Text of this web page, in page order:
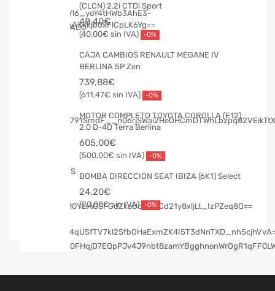
(CLCN) 2.2i CTDi Sport
48,40€
40,00€ -0%
CAJA CAMBIOS RENAULT MEGANE IV
BERLINA 5P Zen
739,88€
611,47€ -0%
MOTOR COMPLETO TOYOTA COROLLA (E12)
2.0 D-4D Terra Berlina
605,00€
500,00€ -0%
BOMBA DIRECCION SEAT IBIZA (6K1) Select
24,20€
20,00€ -0%